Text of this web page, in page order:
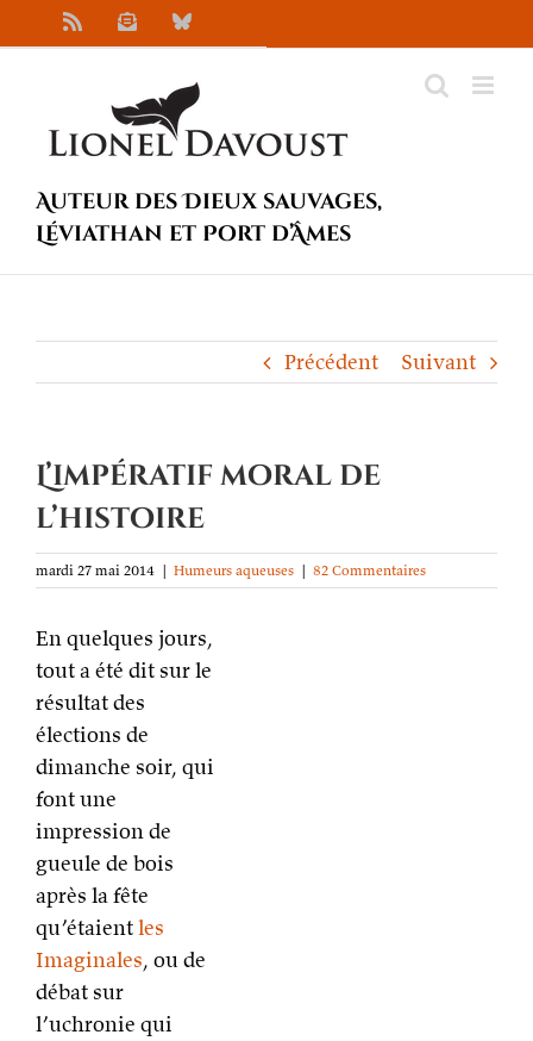
au
NewsletterBluesky
Auteur des Dieux sauvages,
Léviathan et Port d’Âmes
Précédent Suivant
L’impératif moral de
l’histoire
mardi 27 mai 2014 | Humeurs aqueuses | 82 Commentaires
En quelques jours,
tout a été dit sur le
résultat des
élections de
dimanche soir, qui
font une
impression de
gueule de bois
après la fête
qu’étaientles Imaginales
l’uchronie qui aurait persisté dans le réel par
une mécanique toute priestienne.
m’empêcher de me demander combien, parmi